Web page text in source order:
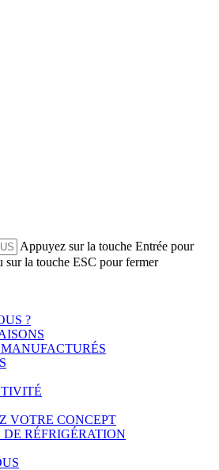
Appuyez sur la touche Entrée pour
sur la touche ESC pour fermer
?
VOTRE CONCEPT
RÉFRIGÉRATION